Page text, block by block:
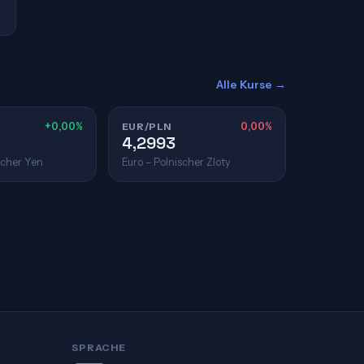
Alle Kurse →
+0,00%
Yen
EUR/PLN 0,00%
4,2993
Euro – Polnischer Zloty
SPRACHE